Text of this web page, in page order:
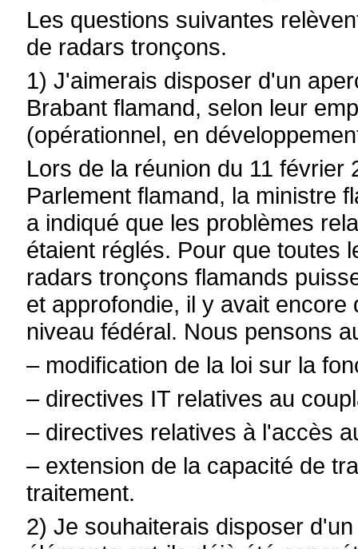
Les questions suivantes
de radars tronçons.
1) J'aimerais disposer d'un
Brabant flamand, selon leur
(opérationnel, en
Lors de la réunion du 11 février
Parlement flamand, la ministre
a indiqué que les problèmes
étaient réglés. Pour que toutes
radars tronçons flamands
et approfondie, il y avait
niveau fédéral. Nous pensons
– modification de la loi sur la
– directives IT relatives au
– directives relatives à l'accès
– extension de la capacité de
traitement.
2) Je souhaiterais disposer